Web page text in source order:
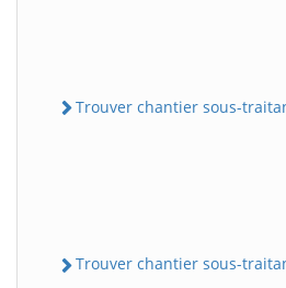
Trouver chantier sous-
Trouver chantier sous-